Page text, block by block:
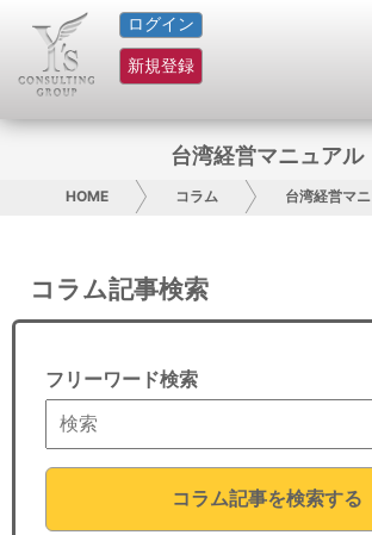
ログイン
新規登録
HOME
サービス紹介
グループ概要
日本人にPR
コンサルティング
台湾経営マニュアル
HOME コラム 台湾経営マ
コラム記事検索
フリーワード検索
コラム記事を検索する